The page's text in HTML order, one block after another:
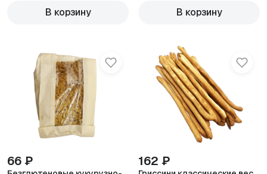
В корзину В корзину
66 ₽ 162 ₽